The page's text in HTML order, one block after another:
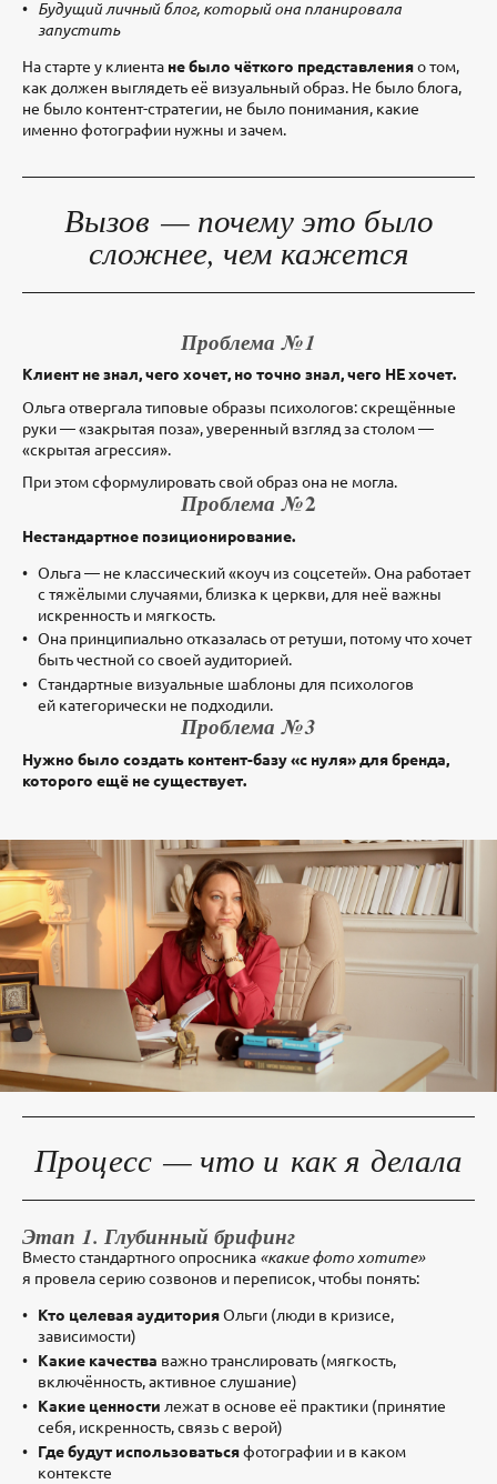
Будущий личный блог, который она планировала
запустить
На старте у клиента не было чёткого представленияо том,
как должен выглядеть её визуальный образ. Не было блога,
не было контент-стратегии, не было понимания, какие
именно фотографии нужны и зачем.
Вызов — почему это было
сложнее, чем кажется
Проблема № 1
Клиент не знал, чего хочет, но точно знал, чего НЕ хочет.
Ольга отвергала типовые образы психологов: скрещённые
руки — «закрытая поза», уверенный взгляд за столом —
«скрытая агрессия».
При этом сформулировать свой образ она не могла.
Проблема №2
Нестандартное позиционирование.
Ольга — не классический «коуч из соцсетей». Она работает
с тяжёлыми случаями, близка к церкви, для неё важны
искренность и мягкость.
Она принципиально отказалась от ретуши, потому что хочет
быть честной со своей аудиторией.
Стандартные визуальные шаблоны для психологов
ей категорически не подходили.
Проблема № 3
Нужно было создать контент-базу «с нуля» для бренда,
которого ещё не существует.
Процесс — что и как я делала
Этап 1. Глубинный брифинг
Вместо стандартного опросника «какие фото хотите»
я провела серию созвонов и переписок, чтобы понять:
Кто целевая аудиторияОльги (люди в кризисе,
зависимости)
Какие качества важно транслировать (мягкость,
включённость, активное слушание)
Какие ценности лежат в основе её практики (принятие
себя, искренность, связь с верой)
Где будут использоватьсяфотографии и в каком
контексте